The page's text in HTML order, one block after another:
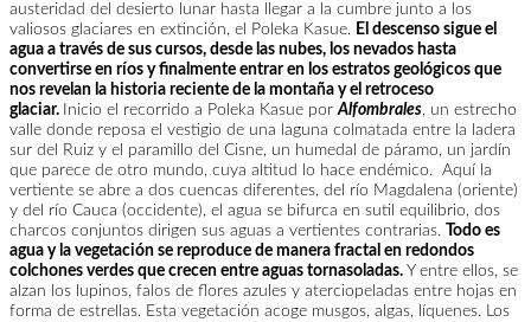
austeridad del desierto lunar hasta llegar a la cumbre junto a los
valiosos glaciares en extinción, el Poleka Kasue. El descenso sigue el
agua a través de sus cursos, desde las nubes, los nevados hasta
convertirse en ríos y finalmente entrar en los estratos geológicos que
nos revelan la historia reciente de la montaña y el retroceso
glaciar. Inicio el recorrido a Poleka Kasue porAlfombrales, un estrecho
valle donde reposa el vestigio de una laguna colmatada entre la ladera
sur del Ruiz y el paramillo del Cisne, un humedal de páramo, un jardín
que parece de otro mundo, cuya altitud lo hace endémico. Aquí la
vertiente se abre a dos cuencas diferentes, del río Magdalena (oriente)
y del río Cauca (occidente), el agua se bifurca en sutil equilibrio, dos
charcos conjuntos dirigen sus aguas a vertientes contrarias.
Todo es
agua y la vegetación se reproduce de manera fractal en redondos
colchones verdes que crecen entre aguas tornasoladas. Y entre ellos, se
alzan los lupinos, falos de flores azules y aterciopeladas entre hojas en
forma de estrellas. Esta vegetación acoge musgos, algas, líquenes. Los